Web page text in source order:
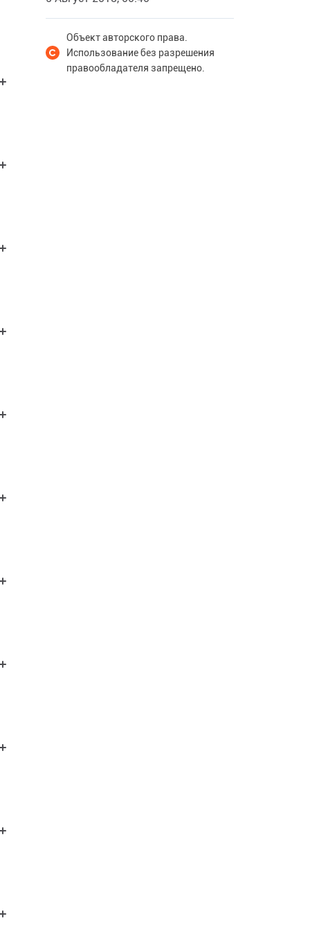
Объект авторского права.
Использование без разрешения
правообладателя запрещено.